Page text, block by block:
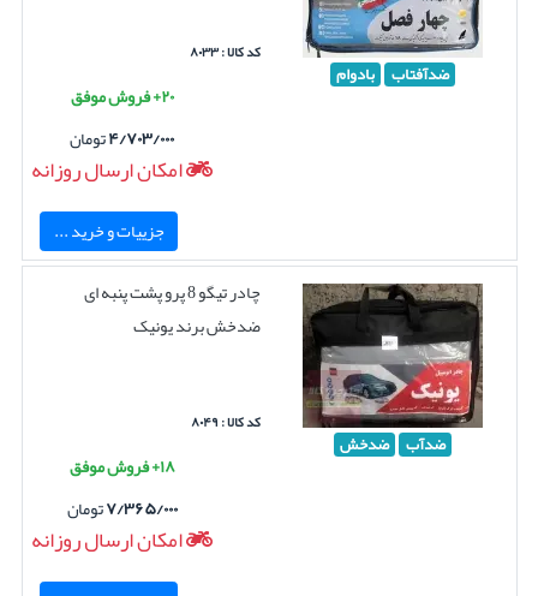
ضدآفتاب بادوام
کد کالا : ۸۰۳۳
۲۰+ فروش موفق
۴/۷۰۳/۰۰۰تومان
امکان ارسال روزانه
جزییات و خرید ...
ضدآب ضدخش
چادر تیگو 8 پرو پشت پنبه ای
ضدخش برند یونیک
کد کالا : ۸۰۴۹
۱۸+ فروش موفق
۷/۳۶۵/۰۰۰تومان
امکان ارسال روزانه